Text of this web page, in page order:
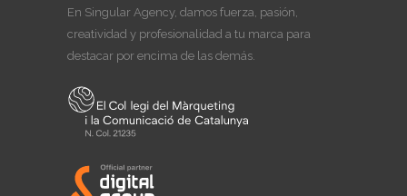
En Singular Agency, damos fuerza, pasión,
creatividad y profesionalidad a tu marca para
destacar por encima de las demás.